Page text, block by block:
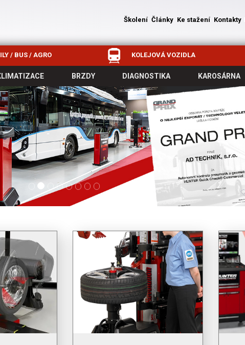
Školení Články Ke stažení Kontakty
/ BUS / AGRO KOLEJOVÁ VOZIDLA
BRZDY DIAGNOSTIKA KAROSÁRNA